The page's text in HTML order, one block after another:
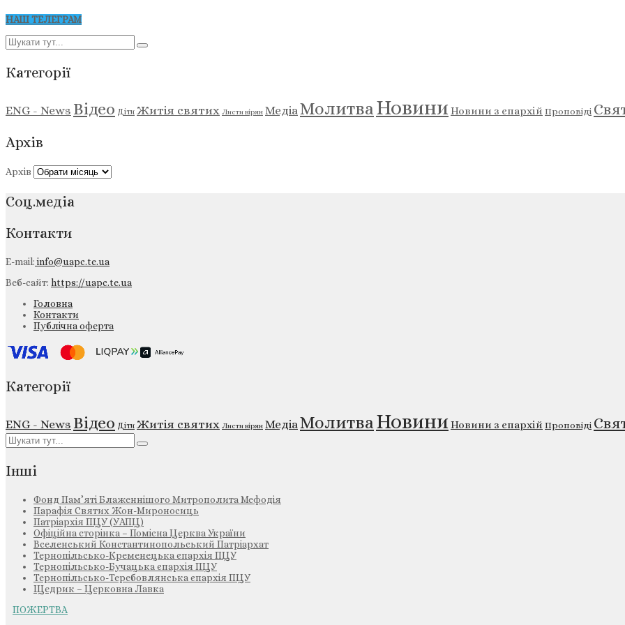
НАШ ТЕЛЕГРАМ
Категорії
ENG - News Відео Діти Житія святих Листи вірян МедіаМолитваНовини Новини з єпархій Проповіді
Архів
Архів
Соц.медіа
Контакти
E-mail:info@uapc.te.ua
Веб-сайт: https://uapc.te.ua
Головна
Контакти
Публічна оферта
Категорії
ENG - News Відео Діти Житія святих Листи вірян МедіаМолитваНовиниНовини з єпархій Проповіді
Інші
Фонд Пам’яті Блаженнішого Митрополита Мефодія
Парафія Святих Жон-Мироносиць
Патріархія ПЦУ (УАПЦ)
Офіційна сторінка – Помісна Церква України
Вселенський Константинопольський Патріархат
Тернопільсько-Кременецька єпархія ПЦУ
Тернопільсько-Бучацька єпархія ПЦУ
Тернопільсько-Теребовлянська єпархія ПЦУ
Щедрик – Церковна Лавка
ПОЖЕРТВА